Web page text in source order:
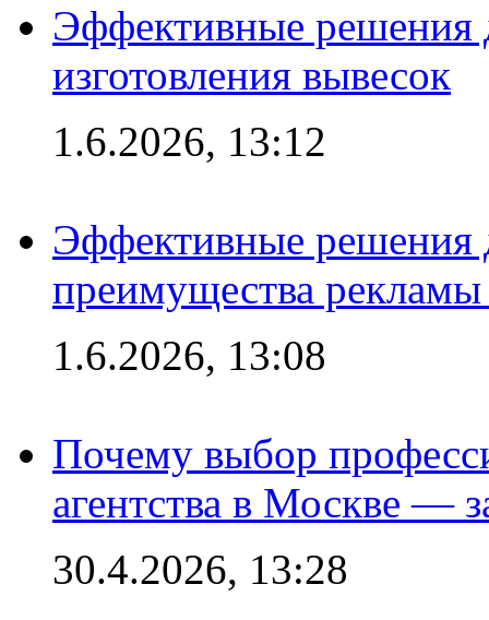
Эффективные решения
изготовления вывесок
1.6.2026, 13:12
Эффективные решения
преимущества рекламы
1.6.2026, 13:08
Почему выбор
агентства в Москве —
30.4.2026, 13:28